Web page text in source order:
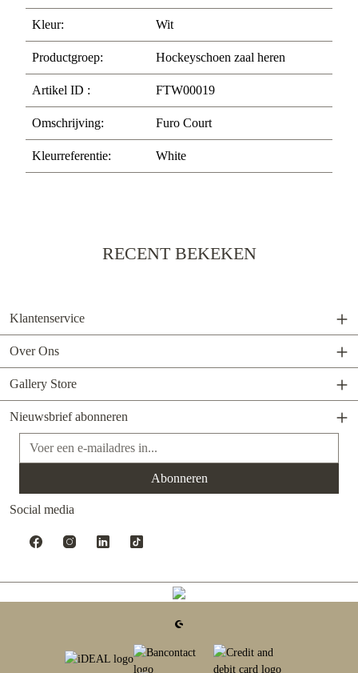
Kleur: Wit
Productgroep: Hockeyschoen zaal heren
Artikel ID : FTW00019
Omschrijving: Furo Court
Kleurreferentie: White
RECENT BEKEKEN
Klantenservice
Over Ons
Gallery Store
Nieuwsbrief abonneren
E-mailadres*
Abonneren
Social media